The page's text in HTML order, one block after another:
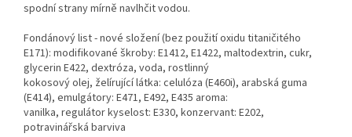
spodní strany mírně navlhčit vodou.
Fondánový list - nové složení (bez použití oxidu titaničitého
E171): modifikované škroby: E1412, E1422, maltodextrin, cukr,
glycerin E422, dextróza, voda, rostlinný
kokosový olej, želírující látka: celulóza (E460i), arabská guma
(E414), emulgátory: E471, E492, E435 aroma:
vanilka, regulátor kyselost: E330, konzervant: E202,
potravinářská barviva